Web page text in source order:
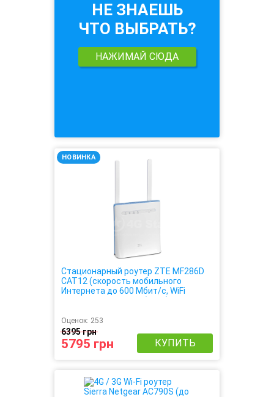
НЕ ЗНАЕШЬ
ЧТО ВЫБРАТЬ?
НАЖИМАЙ СЮДА
НОВИНКА
Стационарный роутер ZTE MF286D
CAT12 (cкорость мобильного
Интернета до 600 Мбит/с, WiFi
скорость до 1201 Мбит/с)
Оценок: 253
6395 грн
5795 грн КУПИТЬ